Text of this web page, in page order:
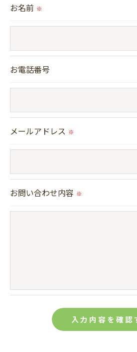
られた場合を除き、
取得した個人情報を第三者に提
＜個人情報の委託について＞
当社では、利用目的の達成に必
これらの委託先に対しては個人
置をとり、適切な監督を行います
当社では、個人情報の漏洩等が
＜個人情報の開示･訂正・削除･
お名前 ※
お電話番号
メールアドレス ※
お問い合わせ内容 ※